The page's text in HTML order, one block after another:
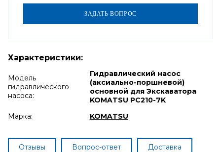
Характеристики:
Модель
гидравлического
насоса:
Гидравлический насос
(аксиально-поршневой)
основной для Экскаватора
KOMATSU PC210-7K
Марка:
KOMATSU
Отзывы Вопрос-ответ Доставка